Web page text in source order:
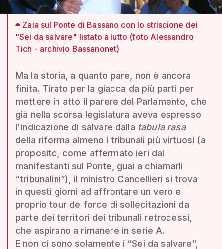
Zaia sul Ponte di Bassano con lo striscione dei
"Sei da salvare" listato a lutto (foto Alessandro
Tich - archivio Bassanonet)
Ma la storia, a quanto pare, non è ancora
finita. Tirato per la giacca da più parti per
mettere in atto il parere del Parlamento, che
già nella scorsa legislatura aveva espresso
l'indicazione di salvare dalla tabula rasa
della riforma almeno i tribunali più virtuosi (a
proposito, come affermato ieri dai
manifestanti sul Ponte, guai a chiamarli
“tribunalini”), il ministro Cancellieri si trova
in questi giorni ad affrontare un vero e
proprio tour de force di sollecitazioni da
parte dei territori dei tribunali retrocessi,
che aspirano a rimanere in serie A.
E non ci sono solamente i “Sei da salvare”,